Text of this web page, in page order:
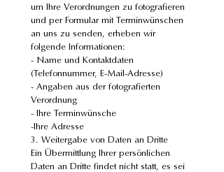
um Ihre Verordnungen zu fotografieren
und per Formular mit Terminwünschen
an uns zu senden, erheben wir
folgende Informationen:
- Name und Kontaktdaten
(Telefonnummer, E-Mail-Adresse)
- Angaben aus der fotografierten
Verordnung
- Ihre Terminwünsche
-Ihre Adresse
3. Weitergabe von Daten an Dritte
Ein Übermittlung Ihrer persönlichen
Daten an Dritte findet nicht statt, es sei